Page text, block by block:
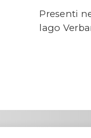
Presenti
lago